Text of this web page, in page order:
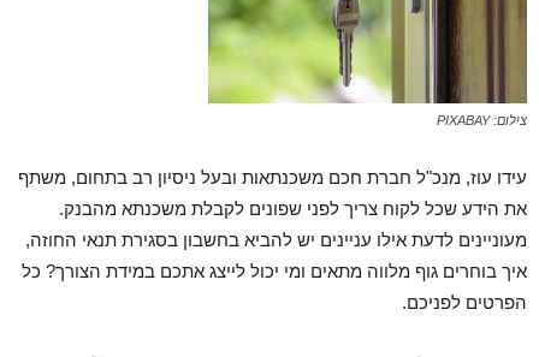
צילום: PIXABAY
עידו עוז, מנכ"ל חברת חכם משכנתאות ובעל ניסיון רב בתחום, משתף
את הידע שכל לקוח צריך לפני שפונים לקבלת משכנתא מהבנק.
מעוניינים לדעת אילו עניינים יש להביא בחשבון בסגירת תנאי החוזה,
איך בוחרים גוף מלווה מתאים ומי יכול לייצג אתכם במידת הצורך? כל
הפרטים לפניכם.